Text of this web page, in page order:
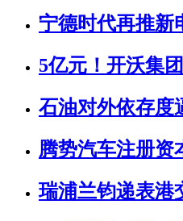
宁德时代再推新
5亿元！开沃集
石油对外依存度
腾势汽车注册资
瑞浦兰钧递表港